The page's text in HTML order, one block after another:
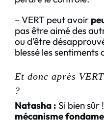
– VERT peut avoir
pas être aimé des
ou d’être
blessé les sentiments
Et donc après
?
Natasha : Si bien sûr
mécanisme